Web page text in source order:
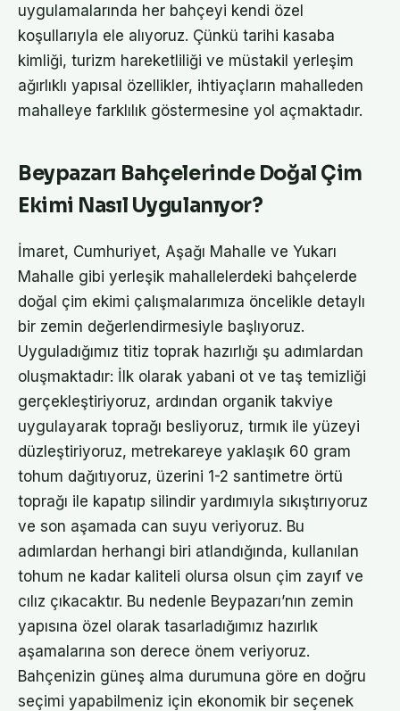
uygulamalarında her bahçeyi kendi özel
koşullarıyla ele alıyoruz. Çünkü tarihi kasaba
kimliği, turizm hareketliliği ve müstakil yerleşim
ağırlıklı yapısal özellikler, ihtiyaçların mahalleden
mahalleye farklılık göstermesine yol açmaktadır.
Beypazarı Bahçelerinde Doğal Çim
Ekimi Nasıl Uygulanıyor?
İmaret, Cumhuriyet, Aşağı Mahalle ve Yukarı
Mahalle gibi yerleşik mahallelerdeki bahçelerde
doğal çim ekimi çalışmalarımıza öncelikle detaylı
bir zemin değerlendirmesiyle başlıyoruz.
Uyguladığımız titiz toprak hazırlığı şu adımlardan
oluşmaktadır: İlk olarak yabani ot ve taş temizliği
gerçekleştiriyoruz, ardından organik takviye
uygulayarak toprağı besliyoruz, tırmık ile yüzeyi
düzleştiriyoruz, metrekareye yaklaşık 60 gram
tohum dağıtıyoruz, üzerini 1-2 santimetre örtü
toprağı ile kapatıp silindir yardımıyla sıkıştırıyoruz
ve son aşamada can suyu veriyoruz. Bu
adımlardan herhangi biri atlandığında, kullanılan
tohum ne kadar kaliteli olursa olsun çim zayıf ve
cılız çıkacaktır. Bu nedenle Beypazarı’nın zemin
yapısına özel olarak tasarladığımız hazırlık
aşamalarına son derece önem veriyoruz.
Bahçenizin güneş alma durumuna göre en doğru
seçimi yapabilmeniz için ekonomik bir seçenek